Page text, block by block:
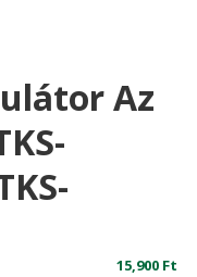
Az
15,900 Ft